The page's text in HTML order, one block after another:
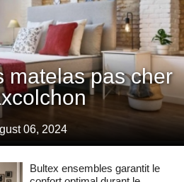
matelas pas cher
06, 2024
Bultex ensembles garantit le